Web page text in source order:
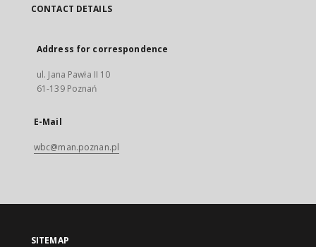
CONTACT DETAILS
Address for correspondence
ul. Jana Pawła II 10
61-139 Poznań
E-Mail
wbc@man.poznan.pl
SITEMAP